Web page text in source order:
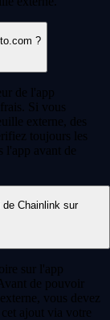
?
de l'app
Si vous
externe, des
toujours les
l'app avant de
Chainlink sur
sur l'app
de pouvoir
vous devez
ajout via votre